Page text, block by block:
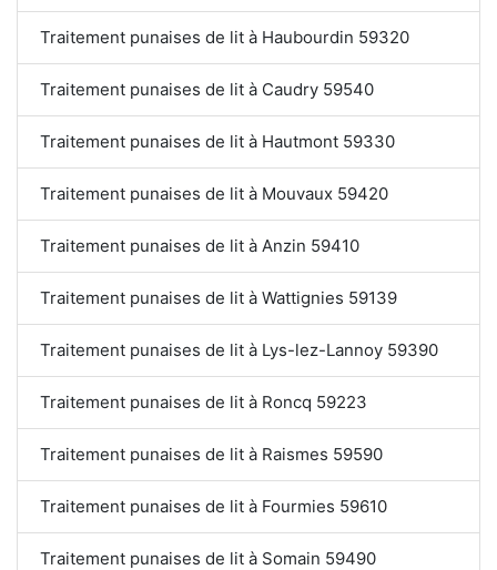
Traitement punaises de lit à Haubourdin 59320
Traitement punaises de lit à Caudry 59540
Traitement punaises de lit à Hautmont 59330
Traitement punaises de lit à Mouvaux 59420
Traitement punaises de lit à Anzin 59410
Traitement punaises de lit à Wattignies 59139
Traitement punaises de lit à Lys-lez-Lannoy 59390
Traitement punaises de lit à Roncq 59223
Traitement punaises de lit à Raismes 59590
Traitement punaises de lit à Fourmies 59610
Traitement punaises de lit à Somain 59490